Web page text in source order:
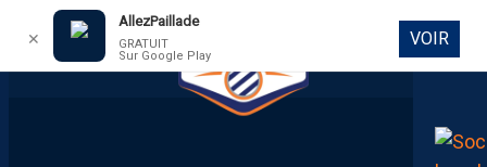
DIRECT
✕
AllezPaillade
GRATUIT
Sur Google Play
VOIR